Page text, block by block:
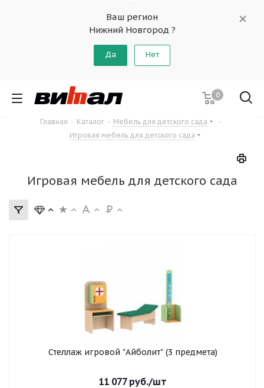
Ваш регион
Нижний Новгород ?
Да Нет
0
Главная - Каталог - Мебель для детского сада
-
Игровая мебель для детского сада
Игровая мебель для детского сада
Стеллаж игровой "Айболит" (3 предмета)
11 077руб./шт